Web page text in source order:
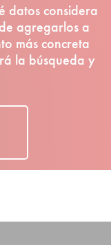
datos considera
agregarlos a
más concreta
la búsqueda y